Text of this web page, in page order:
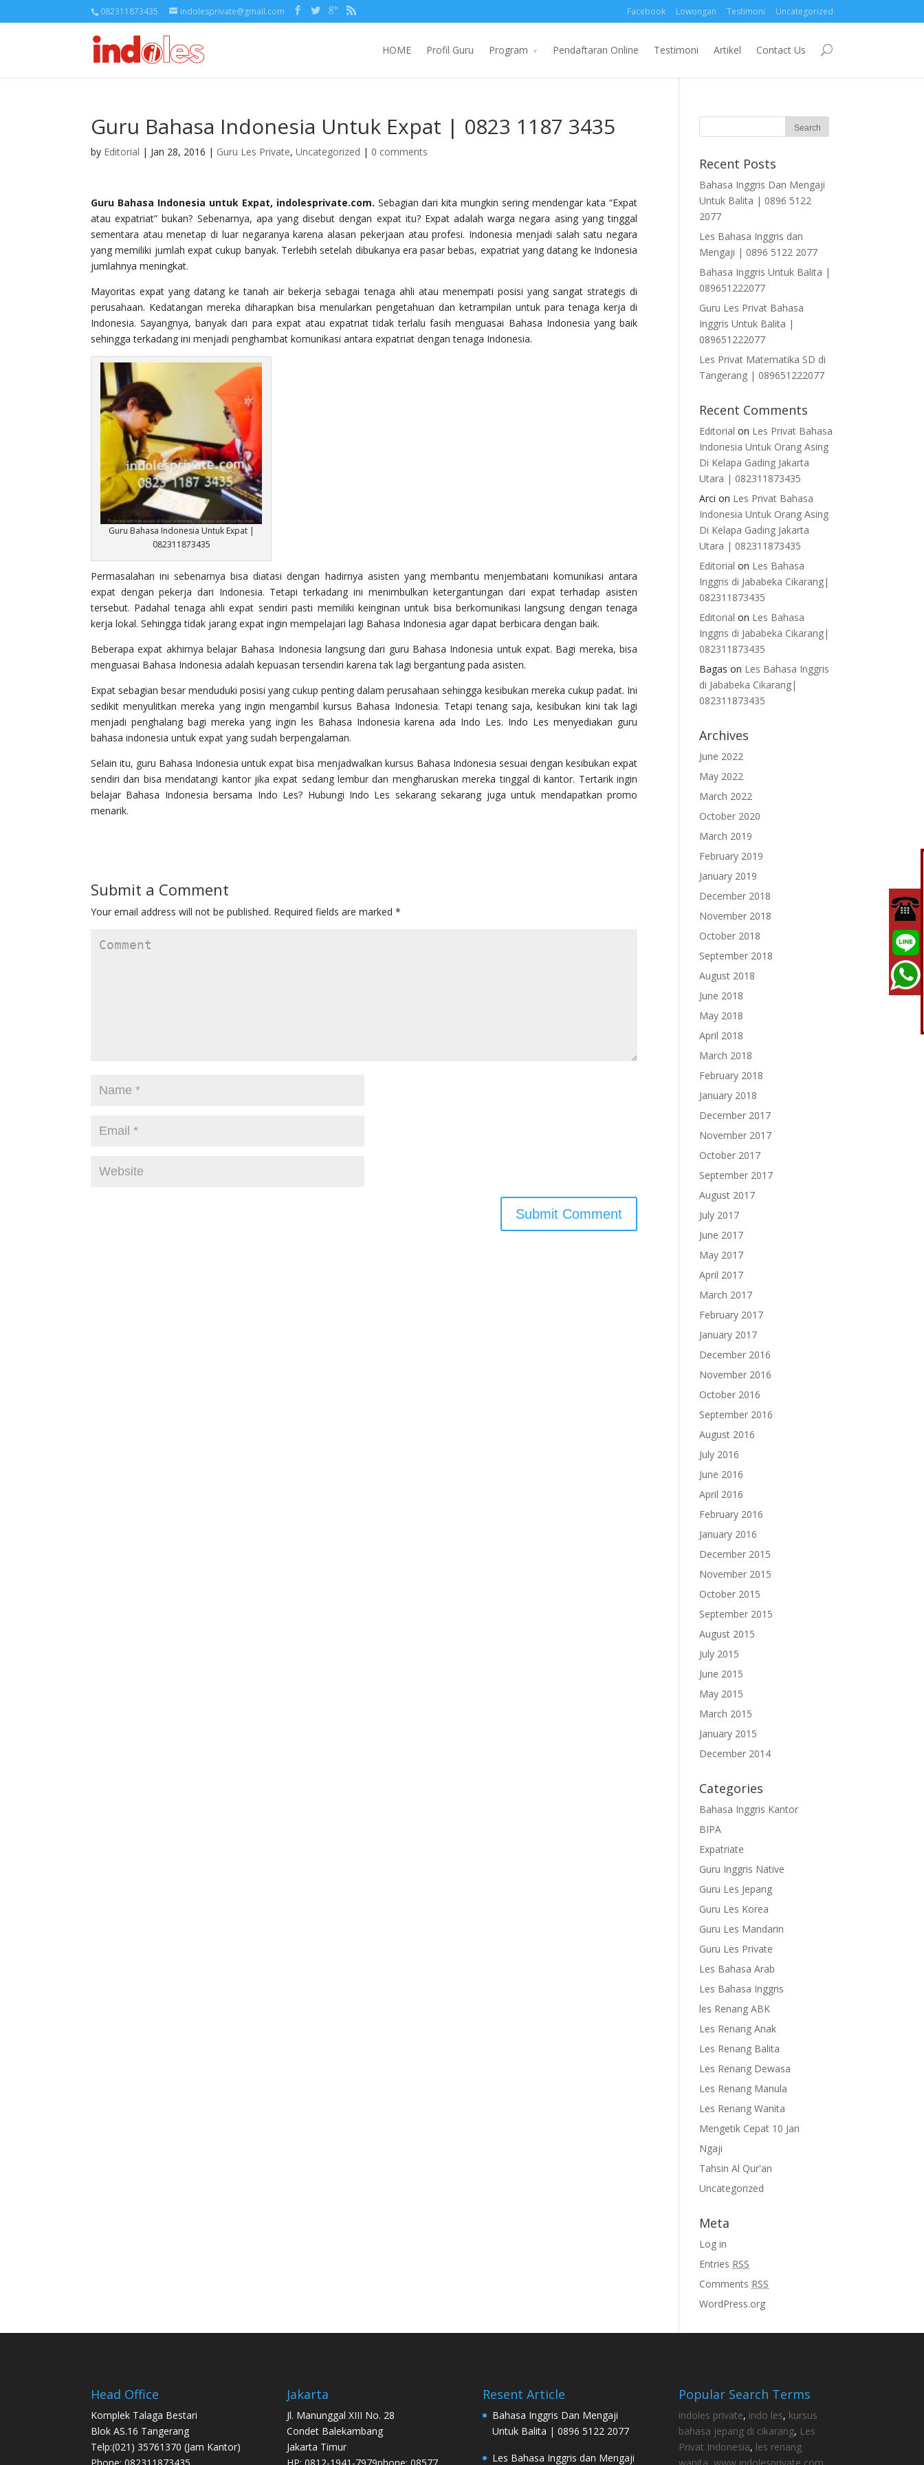
082311873435 indolesprivate@gmail.com Facebook Lowongan Testimoni Uncategorized
HOME Profil Guru Program Pendaftaran Online Testimoni Artikel Contact Us
Guru Bahasa Indonesia Untuk Expat | 0823 1187 3435
by Editorial | Jan 28, 2016 | Guru Les Private, Uncategorized | 0 comments
Guru Bahasa Indonesia untuk Expat, indolesprivate.com. Sebagian dari kita mungkin sering mendengar kata “Expat
atau expatriat” bukan? Sebenarnya, apa yang disebut dengan expat itu? Expat adalah warga negara asing yang tinggal
sementara atau menetap di luar negaranya karena alasan pekerjaan atau profesi. Indonesia menjadi salah satu negara
yang memiliki jumlah expat cukup banyak. Terlebih setelah dibukanya era pasar bebas, expatriat yang datang ke Indonesia
jumlahnya meningkat.
Mayoritas expat yang datang ke tanah air bekerja sebagai tenaga ahli atau menempati posisi yang sangat strategis di
perusahaan. Kedatangan mereka diharapkan bisa menularkan pengetahuan dan ketrampilan untuk para tenaga kerja di
Indonesia. Sayangnya, banyak dari para expat atau expatriat tidak terlalu fasih menguasai Bahasa Indonesia yang baik
sehingga terkadang ini menjadi penghambat komunikasi antara expatriat dengan tenaga Indonesia.
Guru Bahasa Indonesia Untuk Expat |
082311873435
Permasalahan ini sebenarnya bisa diatasi dengan hadirnya asisten yang membantu menjembatani komunikasi antara
expat dengan pekerja dari Indonesia. Tetapi terkadang ini menimbulkan ketergantungan dari expat terhadap asisten
tersebut. Padahal tenaga ahli expat sendiri pasti memiliki keinginan untuk bisa berkomunikasi langsung dengan tenaga
kerja lokal. Sehingga tidak jarang expat ingin mempelajari lagi Bahasa Indonesia agar dapat berbicara dengan baik.
Beberapa expat akhirnya belajar Bahasa Indonesia langsung dari guru Bahasa Indonesia untuk expat. Bagi mereka, bisa
menguasai Bahasa Indonesia adalah kepuasan tersendiri karena tak lagi bergantung pada asisten.
Expat sebagian besar menduduki posisi yang cukup penting dalam perusahaan sehingga kesibukan mereka cukup padat. Ini
sedikit menyulitkan mereka yang ingin mengambil kursus Bahasa Indonesia. Tetapi tenang saja, kesibukan kini tak lagi
menjadi penghalang bagi mereka yang ingin les Bahasa Indonesia karena ada Indo Les. Indo Les menyediakan guru
bahasa indonesia untuk expat yang sudah berpengalaman.
Selain itu, guru Bahasa Indonesia untuk expat bisa menjadwalkan kursus Bahasa Indonesia sesuai dengan kesibukan expat
sendiri dan bisa mendatangi kantor jika expat sedang lembur dan mengharuskan mereka tinggal di kantor. Tertarik ingin
belajar Bahasa Indonesia bersama Indo Les? Hubungi Indo Les sekarang sekarang juga untuk mendapatkan promo
menarik.
Submit a Comment
Your email address will not be published. Required fields are marked *
Recent Posts
Bahasa Inggris Dan Mengaji
Untuk Balita | 0896 5122
2077
Les Bahasa Inggris dan
Mengaji | 0896 5122 2077
Bahasa Inggris Untuk Balita |
089651222077
Guru Les Privat Bahasa
Inggris Untuk Balita |
089651222077
Les Privat Matematika SD di
Tangerang | 089651222077
Recent Comments
Editorial on Les Privat Bahasa
Indonesia Untuk Orang Asing
Di Kelapa Gading Jakarta
Utara | 082311873435
Arci on Les Privat Bahasa
Indonesia Untuk Orang Asing
Di Kelapa Gading Jakarta
Utara | 082311873435
Editorial on Les Bahasa
Inggris di Jababeka Cikarang|
082311873435
Editorial on Les Bahasa
Inggris di Jababeka Cikarang|
082311873435
Bagas on Les Bahasa Inggris
di Jababeka Cikarang|
082311873435
Archives
June 2022
May 2022
March 2022
October 2020
March 2019
February 2019
January 2019
December 2018
November 2018
October 2018
September 2018
August 2018
June 2018
May 2018
April 2018
March 2018
February 2018
January 2018
December 2017
November 2017
October 2017
September 2017
August 2017
July 2017
June 2017
May 2017
April 2017
March 2017
February 2017
January 2017
December 2016
November 2016
October 2016
September 2016
August 2016
July 2016
June 2016
April 2016
February 2016
January 2016
December 2015
November 2015
October 2015
September 2015
August 2015
July 2015
June 2015
May 2015
March 2015
January 2015
December 2014
Categories
Bahasa Inggris Kantor
BIPA
Expatriate
Guru Inggris Native
Guru Les Jepang
Guru Les Korea
Guru Les Mandarin
Guru Les Private
Les Bahasa Arab
Les Bahasa Inggris
les Renang ABK
Les Renang Anak
Les Renang Balita
Les Renang Dewasa
Les Renang Manula
Les Renang Wanita
Mengetik Cepat 10 Jari
Ngaji
Tahsin Al Qur'an
Uncategorized
Meta
Log in
Entries RSS
Comments RSS
WordPress.org
Head Office
Komplek Talaga Bestari
Blok AS.16 Tangerang
Telp:(021) 35761370 (Jam Kantor)
Jakarta
Jl. Manunggal XIII No. 28
Condet Balekambang
Jakarta Timur
Resent Article
Bahasa Inggris Dan Mengaji
Untuk Balita | 0896 5122 2077
Les Bahasa Inggris dan Mengaji
Popular Search Terms
indoles private, indo les, kursus
bahasa jepang di cikarang, Les
Privat Indonesia, les renang